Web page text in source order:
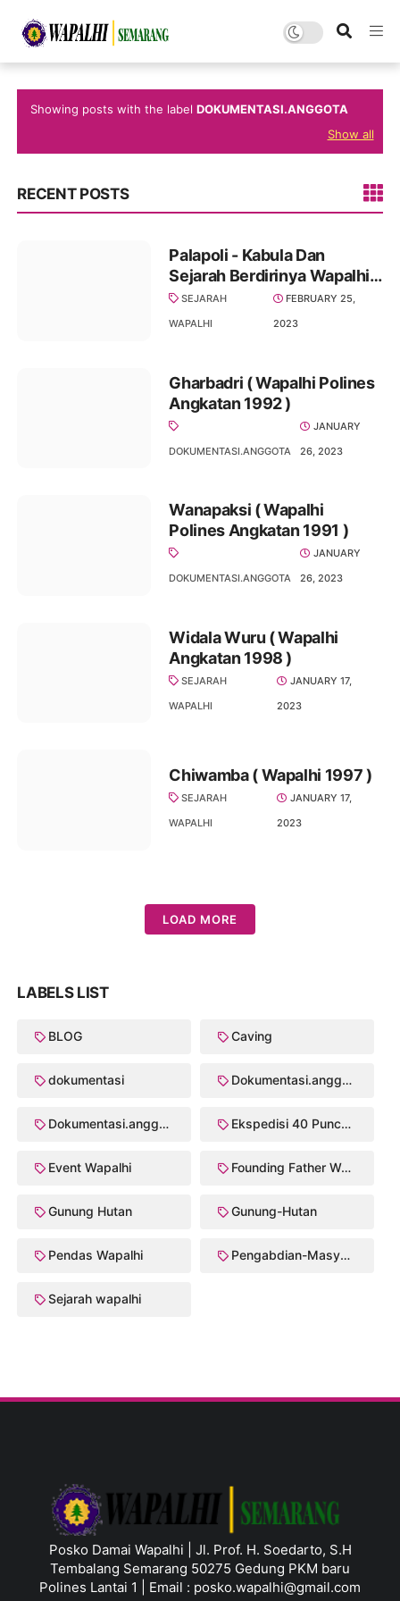
Showing posts with the labelDOKUMENTASI.ANGGOTA
Show all
RECENT POSTS
Palapoli - Kabula Dan
Sejarah Berdirinya Wapalhi (
Angkatan Wapalhi 1983 -
1988 )
SEJARAH
WAPALHI
FEBRUARY 25,
2023
Gharbadri ( Wapalhi Polines
Angkatan 1992 )
DOKUMENTASI.ANGGOTA
JANUARY
26, 2023
Wanapaksi ( Wapalhi
Polines Angkatan 1991 )
DOKUMENTASI.ANGGOTA
JANUARY
26, 2023
Widala Wuru ( Wapalhi
Angkatan 1998 )
SEJARAH
WAPALHI
JANUARY 17,
2023
Chiwamba ( Wapalhi 1997 )
SEJARAH
WAPALHI
JANUARY 17,
2023
LOAD MORE
LABELS LIST
BLOG Caving
dokumentasi Dokumentasi.anggota
Dokumentasi.anggota Crk/2003 Ekspedisi 40 Puncak Wapalhi
Event Wapalhi Founding Father Walhi/Wapalhi
Gunung Hutan Gunung-Hutan
Pendas Wapalhi Pengabdian-Masyarakat
Sejarah wapalhi
Posko Damai Wapalhi | Jl. Prof. H. Soedarto, S.H
Tembalang Semarang 50275 Gedung PKM baru
Polines Lantai 1 | Email : posko.wapalhi@gmail.com